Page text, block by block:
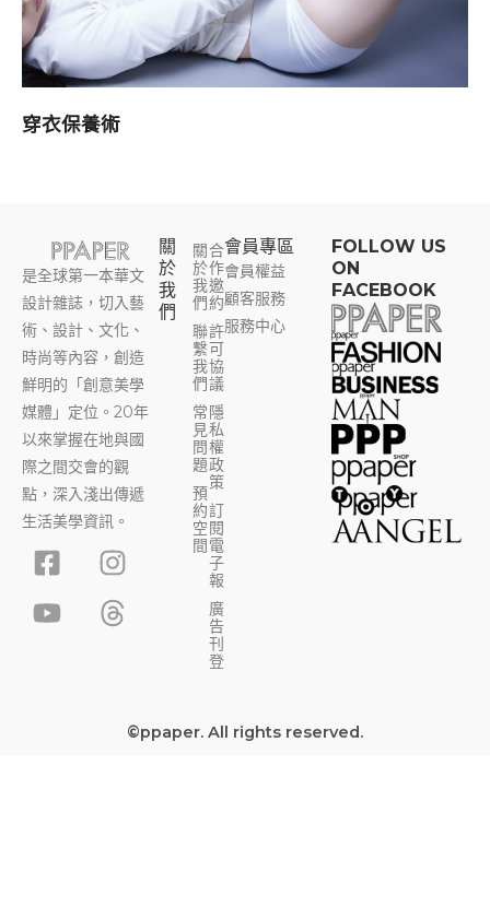
穿衣保養術
是全球第一本華文
設計雜誌，切入藝
術、設計、文化、
時尚等內容，創造
鮮明的「創意美學
媒體」定位。20年
以來掌握在地與國
際之間交會的觀
點，深入淺出傳遞
生活美學資訊。
F
a
c
I
n
s
t
Y
o
u
T
h
r
e
關
於
我
們
關
於
我
們
聯
繫
我
們
常
見
問
題
預
約
空
間
合
作
邀
約
許
可
協
議
隱
私
權
政
策
訂
閱
電
子
報
廣
告
刊
登
會員專區​
會員權益
顧客服務
服務中心
FOLLOW US
ON
FACEBOOK
©ppaper. All rights reserved.